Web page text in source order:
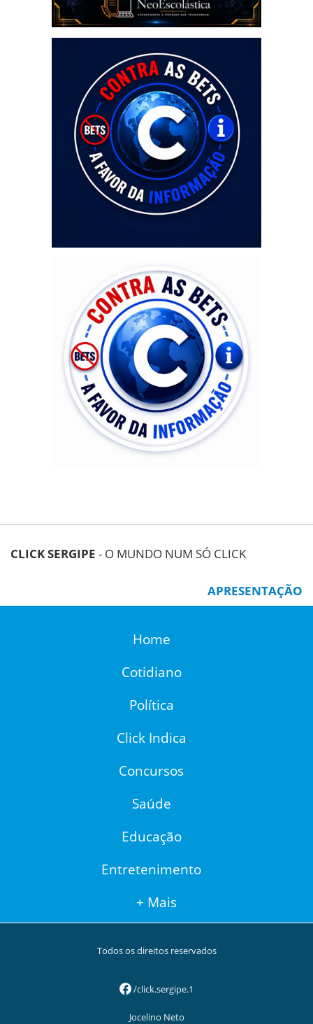
CLICK SERGIPE - O MUNDO NUM SÓ CLICK
APRESENTAÇÃO
Home
Cotidiano
Política
Click Indica
Concursos
Saúde
Educação
Entretenimento
+ Mais
Todos os direitos reservados
/click.sergipe.1
Jocelino Neto